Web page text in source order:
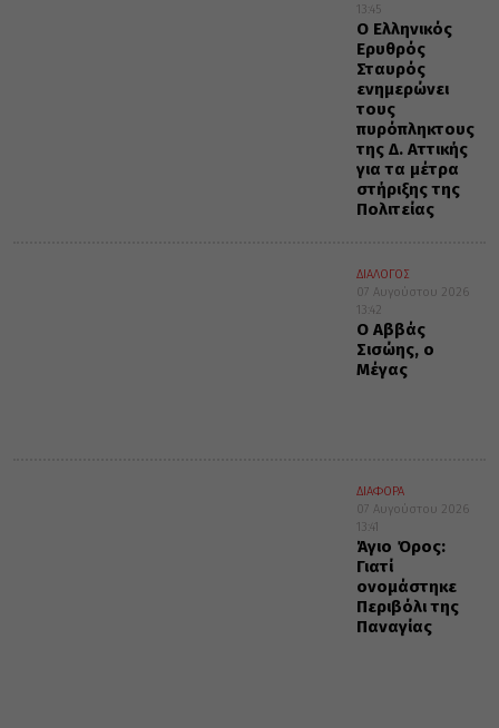
13:45
Ο Ελληνικός
Ερυθρός
Σταυρός
ενημερώνει
τους
πυρόπληκτους
της Δ. Αττικής
για τα μέτρα
στήριξης της
Πολιτείας
ΔΙΑΛΟΓΟΣ
07 Αυγούστου 2026
13:42
Ο Αββάς
Σισώης, ο
Μέγας
ΔΙΑΦΟΡΑ
07 Αυγούστου 2026
13:41
Άγιο Όρος:
Γιατί
ονομάστηκε
Περιβόλι της
Παναγίας